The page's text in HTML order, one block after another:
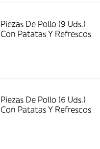
Piezas De Pollo (9 Uds.)
Con Patatas Y Refrescos
Piezas De Pollo (6 Uds.)
Con Patatas Y Refrescos